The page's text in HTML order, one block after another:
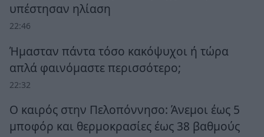
υπέστησαν ηλίαση
22:46
Ήμασταν πάντα τόσο κακόψυχοι ή τώρα
απλά φαινόμαστε περισσότερο;
22:32
Ο καιρός στην Πελοπόννησο: Άνεμοι έως 5
μποφόρ και θερμοκρασίες έως 38 βαθμούς